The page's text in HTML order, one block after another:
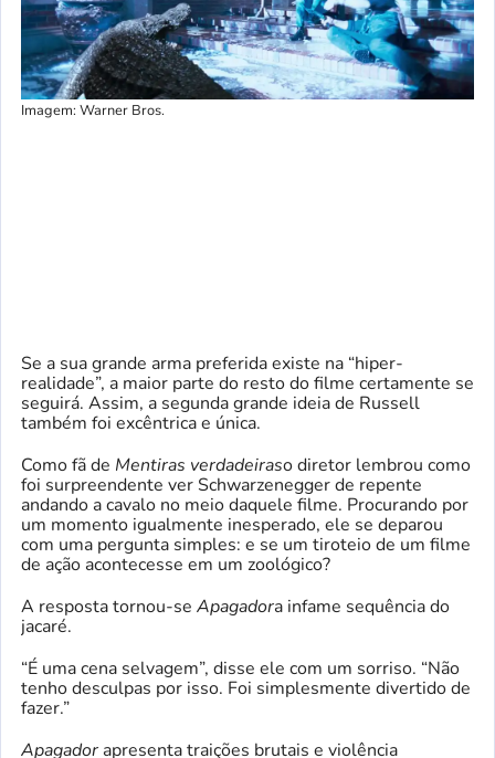
Imagem: Warner Bros.
Se a sua grande arma preferida existe na “hiper-
realidade”, a maior parte do resto do filme certamente se
seguirá. Assim, a segunda grande ideia de Russell
também foi excêntrica e única.
Como fã de Mentiras verdadeiraso diretor lembrou como
foi surpreendente ver Schwarzenegger de repente
andando a cavalo no meio daquele filme. Procurando por
um momento igualmente inesperado, ele se deparou
com uma pergunta simples: e se um tiroteio de um filme
de ação acontecesse em um zoológico?
A resposta tornou-se Apagadora infame sequência do
jacaré.
“É uma cena selvagem”, disse ele com um sorriso. “Não
tenho desculpas por isso. Foi simplesmente divertido de
fazer.”
Apagador apresenta traições brutais e violência